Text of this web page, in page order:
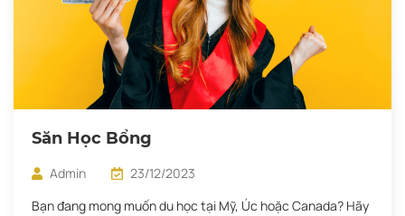
Săn Học Bổng
Admin
23/12/2023
Bạn đang mong muốn du học tại Mỹ, Úc hoặc Canada? Hãy